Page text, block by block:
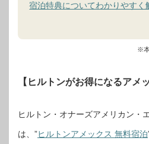
宿泊特典についてわかりやすく
※
【ヒルトンがお得になるアメ
ヒルトン・オナーズアメリカン・
は、”ヒルトンアメックス 無料宿泊